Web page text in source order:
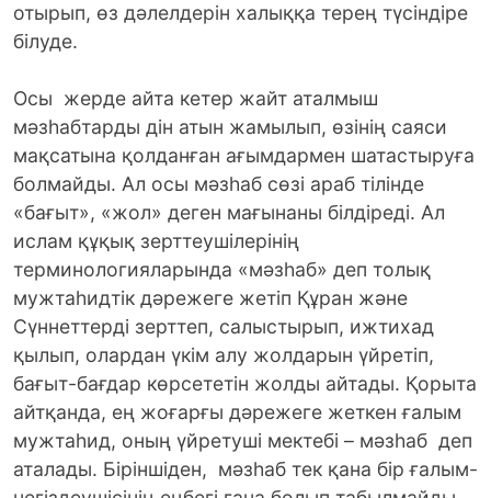
отырып, өз дәлелдерін халыққа терең түсіндіре
білуде.
Осы жерде айта кетер жайт аталмыш
мәзһабтарды дін атын жамылып, өзінің саяси
мақсатына қолданған ағымдармен шатастыруға
болмайды. Ал осы мәзһаб сөзі араб тілінде
«бағыт», «жол» деген мағынаны бiлдiредi. Ал
ислам құқық зерттеушiлерiнiң
терминологияларында «мәзһаб» деп толық
мужтаһидтік дәрежеге жетіп Құран және
Сүннеттерді зерттеп, салыстырып, ижтихад
қылып, олардан үкім алу жолдарын үйретіп,
бағыт-бағдар көрсететін жолды айтады. Қорыта
айтқанда, ең жоғарғы дәрежеге жеткен ғалым
мужтаһид, оның үйретуші мектебi – мәзһаб деп
аталады. Біріншіден, мәзһаб тек қана бiр ғалым-